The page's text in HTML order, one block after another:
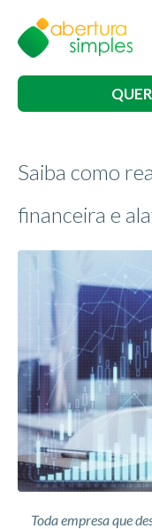
Saiba como
financeira e
Toda empresa que